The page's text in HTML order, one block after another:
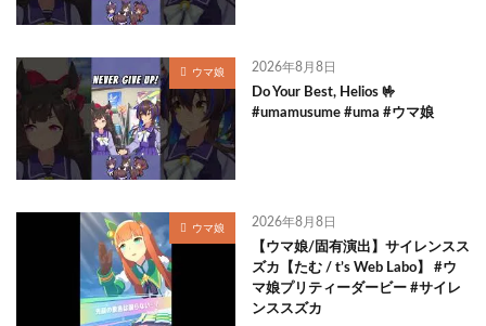
ウマ娘 2026年8月8日
Do Your Best, Helios 🤟
#umamusume #uma #ウマ娘
ウマ娘 2026年8月8日
【ウマ娘/固有演出】サイレンスス
ズカ【たむ / t’s Web Labo】 #ウ
マ娘プリティーダービー #サイレ
ンススズカ